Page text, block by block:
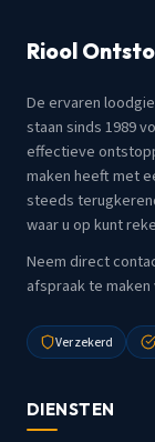
Riool
De ervaren
staan sinds 1989
effectieve
maken heeft met
steeds
waar u op kunt
Neem direct
afspraak te
Verzekerd
DIENSTEN